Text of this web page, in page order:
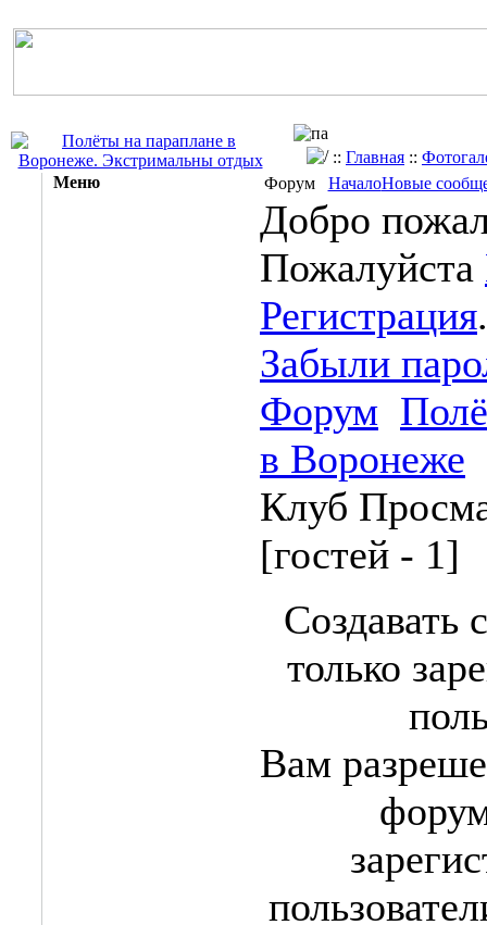
:: Главная ::
Меню
Форум НачалоНовые
Добро
Пожалуйста
Регистрация.
Забыли
Форум
в Воронеже
Клуб
[гостей - 1]
Создавать
только
Вам